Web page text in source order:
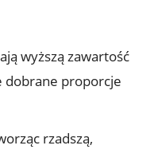
wyższą zawartość
dobrane proporcje
rzadszą,